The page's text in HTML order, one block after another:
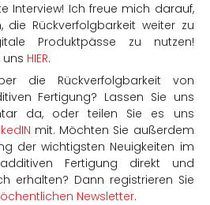
Interview! Ich freue mich darauf,
die Rückverfolgbarkeit weiter zu
Produktpässe zu nutzen!
uns HIER.
die Rückverfolgbarkeit von
Fertigung? Lassen Sie uns
da, oder teilen Sie es uns
mit. Möchten Sie außerdem
der wichtigsten Neuigkeiten im
Fertigung direkt und
erhalten? Dann registrieren Sie
Newsletter.